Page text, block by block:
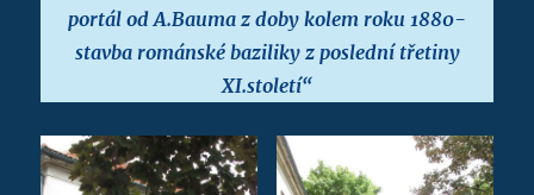
portál od A.Bauma z doby kolem roku 1880-
stavba románské baziliky z poslední třetiny
XI.století“